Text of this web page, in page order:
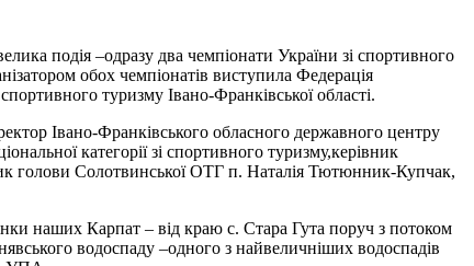
подія –одразу два чемпіонати України зі спортивного
обох чемпіонатів виступила Федерація
туризму Івано-Франківської області.
Івано-Франківського обласного державного центру
категорії зі спортивного туризму,керівник
голови Солотвинської ОТГ п. Наталія Тютюнник-Купчак,
наших Карпат – від краю с. Стара Гута поруч з потоком
водоспаду –одного з найвеличніших водоспадів